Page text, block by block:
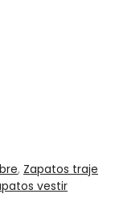
, Zapatos traje
vestir